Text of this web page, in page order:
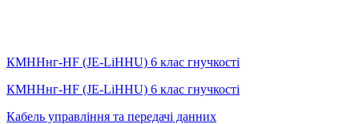
КМННнг-HF (JE-LiHНU) 6 клас гнучкості
КМННнг-HF (JE-LiHНU) 6 клас гнучкості
Кабель управління та передачі данних